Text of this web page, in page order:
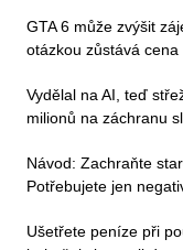
GTA 6 může zvýšit
otázkou zůstává cena
Vydělal na AI, teď
milionů na záchranu
Návod: Zachraňte
Potřebujete jen
Ušetřete peníze při